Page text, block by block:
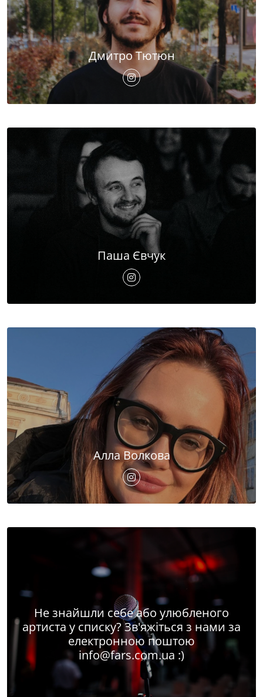
Дмитро Тютюн
Паша Євчук
Алла Волкова
Не знайшли себе або улюбленого
артиста у списку? Зв'яжіться з нами за
електронною поштою
info@fars.com.ua :)